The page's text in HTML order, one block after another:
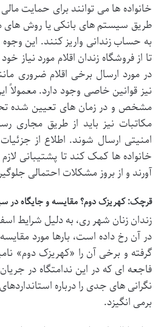
خانواده ها می توانند برای حمایت
طریق سیستم های بانکی یا روش
به حساب زندانی واریز کنند. این
تا از فروشگاه زندان اقلام مورد نیاز
در مورد ارسال برخی اقلام ضروری
نیز قوانین خاصی وجود دارد. معمولاً
مشخص و در زمان های تعیین شده
مکاتبات نیز باید از طریق مجاری
امنیتی ارسال شوند. اطلاع از
خانواده ها کمک کند تا پشتیبانی
آورند و از بروز مشکلات احتمالی
قرچک: کهریزک دوم؟ مقایسه و جایگاه در
زندان زنان شهر ری، به دلیل شرایط
در آن رخ داده است، بارها مورد مقایسه
گرفته و برخی آن را «کهریزک دوم»
فاجعه ای که در این ندامتگاه در
نگرانی های جدی را درباره
برمی انگیزد.